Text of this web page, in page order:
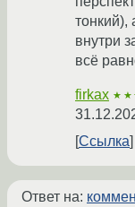
тонкий),
внутри
всё
firkax
Ссылка
Ответ на: